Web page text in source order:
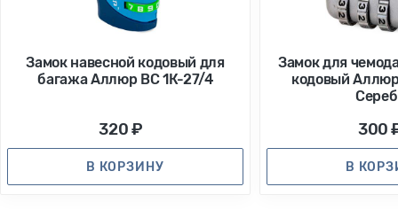
Замок навесной кодовый для
багажа Аллюр ВС 1К-27/4
320 ₽
В КОРЗИНУ
Замок для
кодовый
300
В